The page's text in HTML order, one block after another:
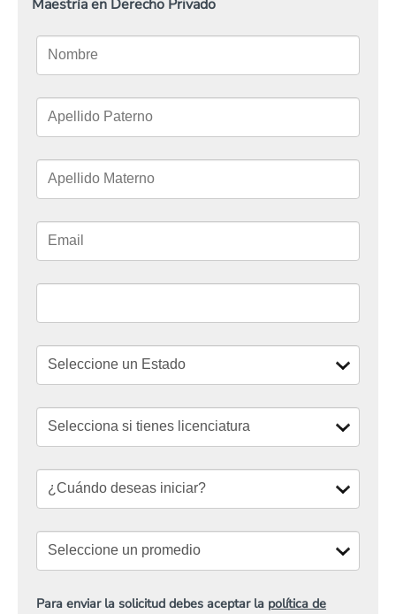
Maestría en Derecho Privado
Para enviar la solicitud debes aceptar la política de